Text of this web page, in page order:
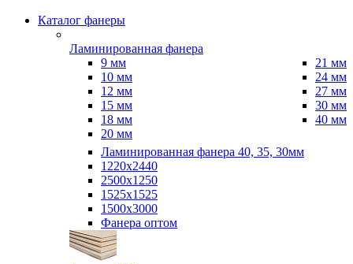
Каталог фанеры
Ламинированная фанера
9 мм
10 мм
12 мм
15 мм
18 мм
20 мм
21 мм
24 мм
27 мм
30 мм
40 мм
Ламинированная фанера 40, 35, 30мм
1220x2440
2500x1250
1525x1525
1500x3000
Фанера оптом